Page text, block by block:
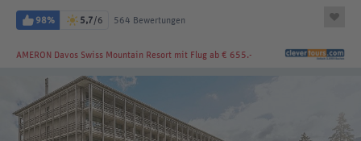
98% 5,7/6 564 Bewertungen
AMERON Davos Swiss Mountain Resort mit Flug ab € 655.-